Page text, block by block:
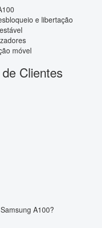
e libertação
móvel
Clientes
A100?